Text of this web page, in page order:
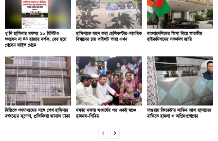
খু’নি হাসিনার বক্তব্য ১০ মিনিটও
শুনলেন না ৪৪ হাজার দর্শক, বের হয়ে
গেলেন লাইভ থেকে
হাসিনাকে বহন করা হেলিকপ্টার-সামরিক
বিমানের চার পাইলট তারা এখন
বাংলাদেশিদের ভিসা নিয়ে ভারতীয়
হাইকমিশনের সতর্কতা জারি
দিল্লিতে গণমাধ্যমের সঙ্গে শেখ হাসিনার
বক্তব্যের সুযোগ, প্রতিক্রিয়া জানাল ঢাকা
দফায় দফায় সংঘর্ষের পর একই মঞ্চে
ছাত্রদল-শিবির
মাগুরায় ক্রিকেটার সাকিব আল হাসানের
বাড়িতে হামলা ও অগ্নিসংযোগের